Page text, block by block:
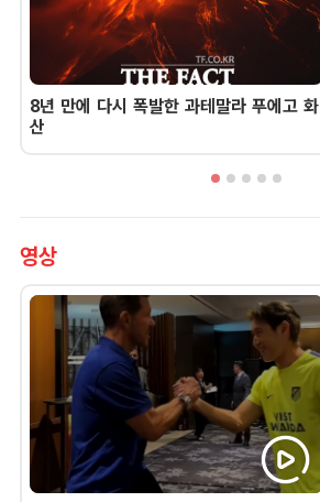
8년 만에 다시 폭발한 과테말라 푸에고 화
산
영상